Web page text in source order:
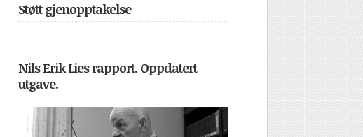
Støtt gjenopptakelse
Nils Erik Lies rapport. Oppdatert
utgave.